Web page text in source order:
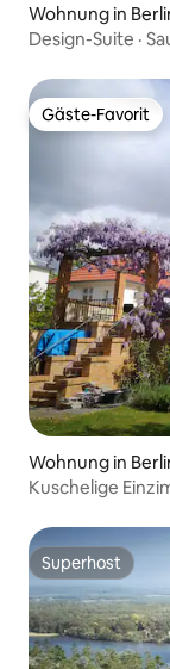
Wohnung in
Design-Suite ·
Gäste-Favorit
Gäste-Favorit
Wohnung in
Kuschelige
Superhost
Superhost